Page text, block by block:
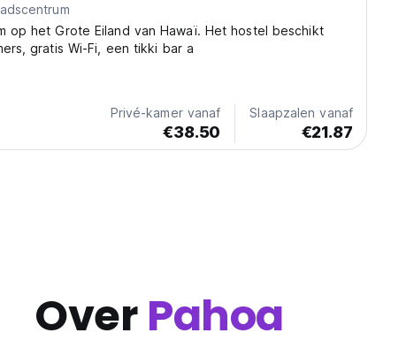
op het Grote Eiland van Hawaï. Het hostel beschikt
gratis Wi-Fi, een tikki bar a
Privé-kamer vanaf
€38.50
Slaapzalen vanaf
€21.87
OverPahoa